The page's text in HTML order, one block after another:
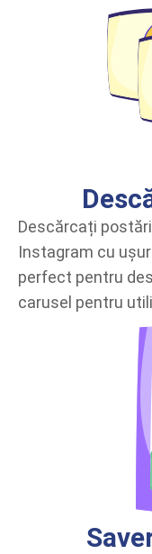
Descărcați
Instagram cu
perfect pentru
carusel pentru